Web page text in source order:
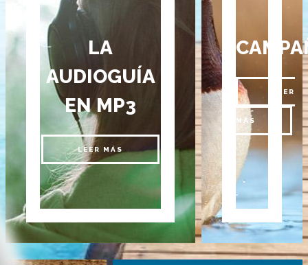
LA
AUDIOGUÍA
EN MP3
LEER MÁS
LEER
MÁS